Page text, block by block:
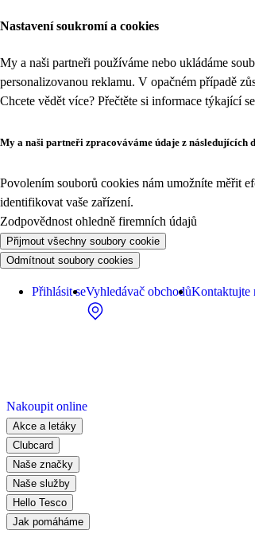
Nastavení soukromí a cookies
My a naši partneři používáme nebo ukládáme
personalizovanou reklamu. V opačném případě
Chcete vědět více? Přečtěte si informace týkající se
My a naši partneři zpracováváme údaje z následujících
Povolením souborů cookies nám umožníte měřit
identifikovat vaše zařízení.
Zodpovědnost ohledně firemních údajů
Přijmout všechny soubory cookie
Odmítnout soubory cookies
Přihlásit seVyhledávač obchodůKontaktujte
Nakoupit online
Akce a letáky
Clubcard
Naše značky
Naše služby
Hello Tesco
Jak pomáháme